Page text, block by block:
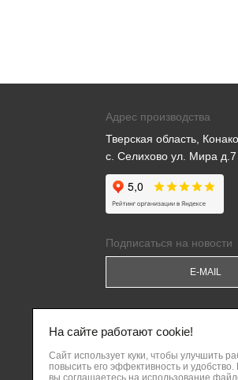
Адрес производства
Тверская область,
с. Селихово ул. Мира д.7
Подписаться на новости
персональных
Политикой
Написать владельцу
На сайте работают cookie!
Сайт использует куки, чтобы улучшить
повысить его эффективность и
вы соглашаетесь на использование